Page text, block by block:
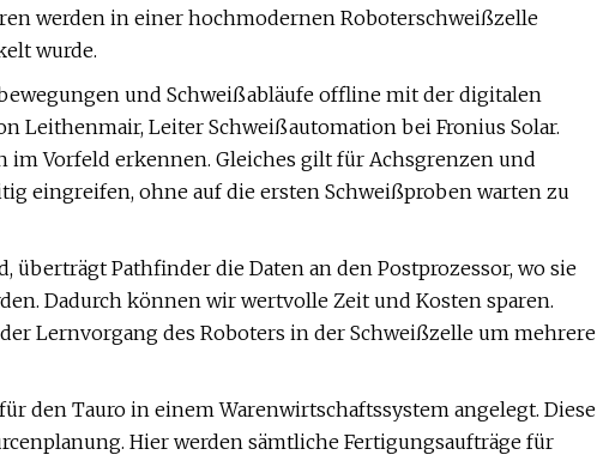
werden in einer hochmodernen Roboterschweißzelle
wurde.
und Schweißabläufe offline mit der digitalen
Leithenmair, Leiter Schweißautomation bei Fronius Solar.
Vorfeld erkennen. Gleiches gilt für Achsgrenzen und
eingreifen, ohne auf die ersten Schweißproben warten zu
überträgt Pathfinder die Daten an den Postprozessor, wo sie
Dadurch können wir wertvolle Zeit und Kosten sparen.
Lernvorgang des Roboters in der Schweißzelle um mehrere
den Tauro in einem Warenwirtschaftssystem angelegt. Diese
Hier werden sämtliche Fertigungsaufträge für